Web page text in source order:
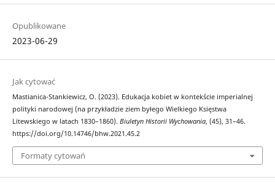
Opublikowane
2023-06-29
Jak cytować
Mastianica-Stankiewicz, O. (2023). Edukacja kobiet w kontekście imperialnej
polityki narodowej (na przykładzie ziem byłego Wielkiego Księstwa
Litewskiego w latach 1830–1860). Biuletyn Historii Wychowania, (45), 31–46.
https://doi.org/10.14746/bhw.2021.45.2
Formaty cytowań